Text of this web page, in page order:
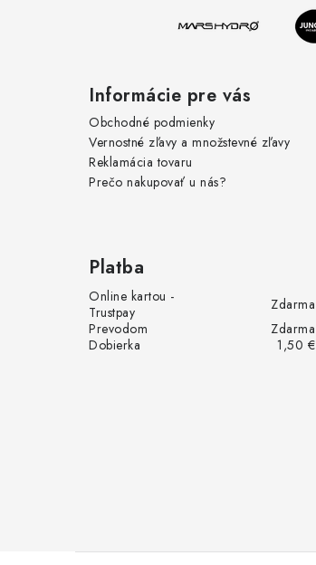
Informácie pre vás
Obchodné podmienky
Vernostné zľavy a množstevné zľavy
Reklamácia tovaru
Prečo nakupovať u nás?
Platba
Online kartou -
Trustpay
Zdarma
Prevodom
Zdarma
Dobierka
1,50 €